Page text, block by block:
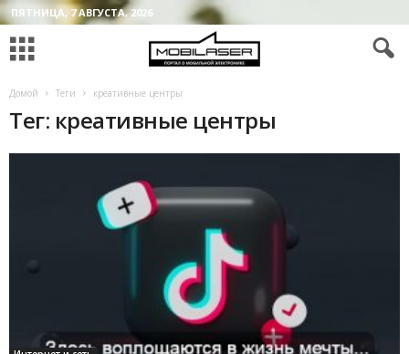
ПЯТНИЦА, 7 АВГУСТА, 2026
Домой Теги креативные центры
Тег: креативные центры